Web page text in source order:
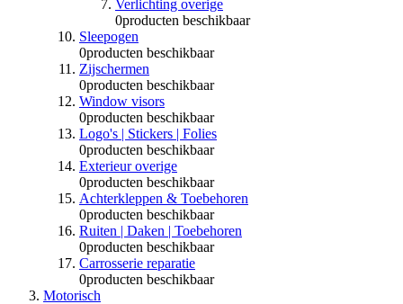
Verlichting overige
0producten beschikbaar
Sleepogen
0producten beschikbaar
Zijschermen
0producten beschikbaar
Window visors
0producten beschikbaar
Logo's | Stickers | Folies
0producten beschikbaar
Exterieur overige
0producten beschikbaar
Achterkleppen & Toebehoren
0producten beschikbaar
Ruiten | Daken | Toebehoren
0producten beschikbaar
Carrosserie reparatie
0producten beschikbaar
Motorisch